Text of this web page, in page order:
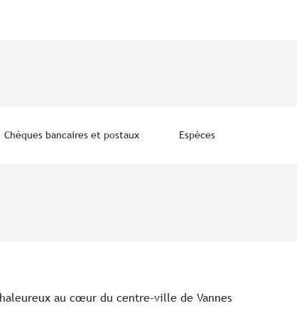
Chèques bancaires et postaux Espèces
au cœur du centre-ville de Vannes